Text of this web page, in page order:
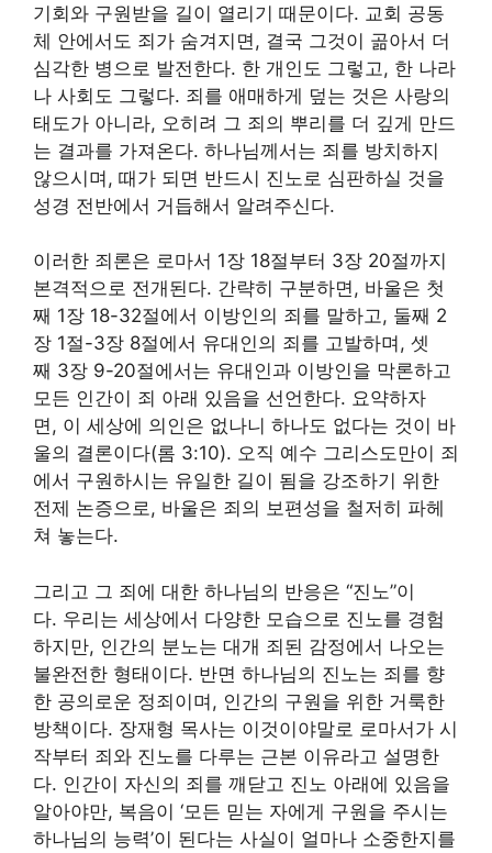
기회와 구원받을 길이 열리기 때문이다. 교회 공동
체 안에서도 죄가 숨겨지면, 결국 그것이 곪아서 더
심각한 병으로 발전한다. 한 개인도 그렇고, 한 나라
나 사회도 그렇다. 죄를 애매하게 덮는 것은 사랑의
태도가 아니라, 오히려 그 죄의 뿌리를 더 깊게 만드
는 결과를 가져온다. 하나님께서는 죄를 방치하지
않으시며, 때가 되면 반드시 진노로 심판하실 것을
성경 전반에서 거듭해서 알려주신다.
이러한 죄론은 로마서 1장 18절부터 3장 20절까지
본격적으로 전개된다. 간략히 구분하면, 바울은 첫
째 1장 18-32절에서 이방인의 죄를 말하고, 둘째 2
장 1절-3장 8절에서 유대인의 죄를 고발하며, 셋
째 3장 9-20절에서는 유대인과 이방인을 막론하고
모든 인간이 죄 아래 있음을 선언한다. 요약하자
면, 이 세상에 의인은 없나니 하나도 없다는 것이 바
울의 결론이다(롬 3:10). 오직 예수 그리스도만이 죄
에서 구원하시는 유일한 길이 됨을 강조하기 위한
전제 논증으로, 바울은 죄의 보편성을 철저히 파헤
쳐 놓는다.
그리고 그 죄에 대한 하나님의 반응은 “진노”이
다. 우리는 세상에서 다양한 모습으로 진노를 경험
하지만, 인간의 분노는 대개 죄된 감정에서 나오는
불완전한 형태이다. 반면 하나님의 진노는 죄를 향
한 공의로운 정죄이며, 인간의 구원을 위한 거룩한
방책이다. 장재형 목사는 이것이야말로 로마서가 시
작부터 죄와 진노를 다루는 근본 이유라고 설명한
다. 인간이 자신의 죄를 깨닫고 진노 아래에 있음을
알아야만, 복음이 ‘모든 믿는 자에게 구원을 주시는
하나님의 능력’이 된다는 사실이 얼마나 소중한지를